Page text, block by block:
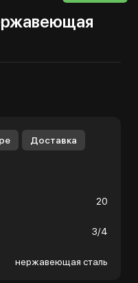
Доставка
20
3/4
нержавеющая сталь